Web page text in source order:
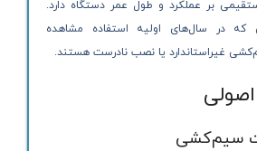
بر عملکرد و طول عمر دستگاه دارد.
که در سال‌های اولیه استفاده مشاهده
غیراستاندارد یا نصب نادرست هستند.
سیم‌کشی